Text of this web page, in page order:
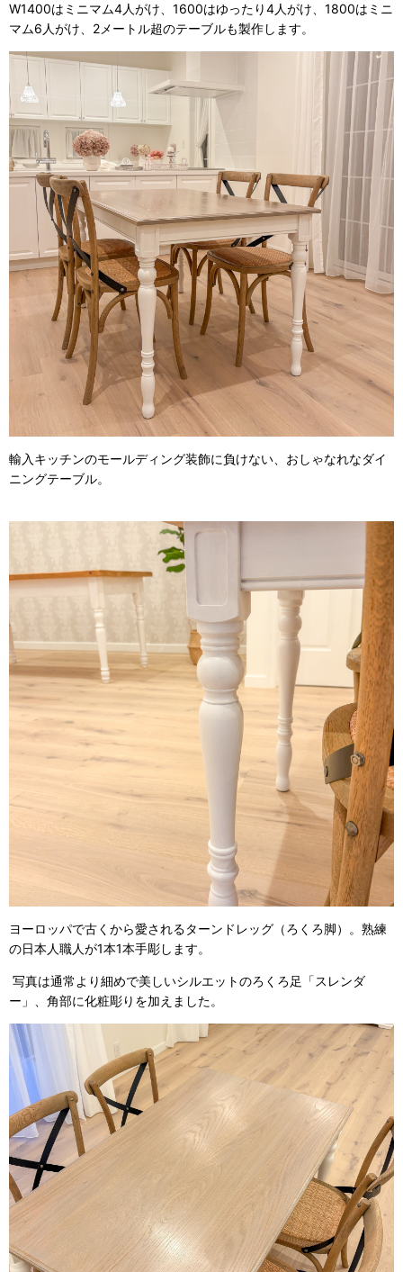
W1400はミニマム4人がけ、1600はゆったり4人がけ、1800はミニ
マム6人がけ、2メートル超のテーブルも製作します。
輸入キッチンのモールディング装飾に負けない、おしゃなれなダイ
ニングテーブル。
ヨーロッパで古くから愛されるターンドレッグ（ろくろ脚）。熟練
の日本人職人が1本1本手彫します。
写真は通常より細めで美しいシルエットのろくろ足「スレンダ
ー」、角部に化粧彫りを加えました。